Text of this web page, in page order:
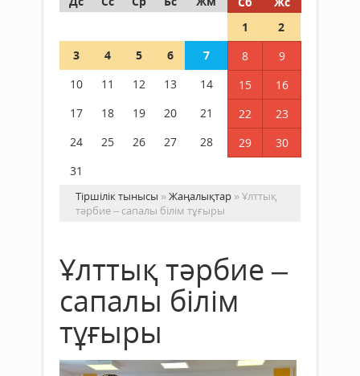
1
2
3
4 5 6 7 8
9
10
11 12 13 14 15
16
17
18 19 20 21 22
23
24
25 26 27 28 29
30
31
Тіршілік тынысы »Жаңалықтар » Ұлттық
тәрбие – сапалы білім тұғыры
Ұлттық тәрбие –
сапалы білім
тұғыры